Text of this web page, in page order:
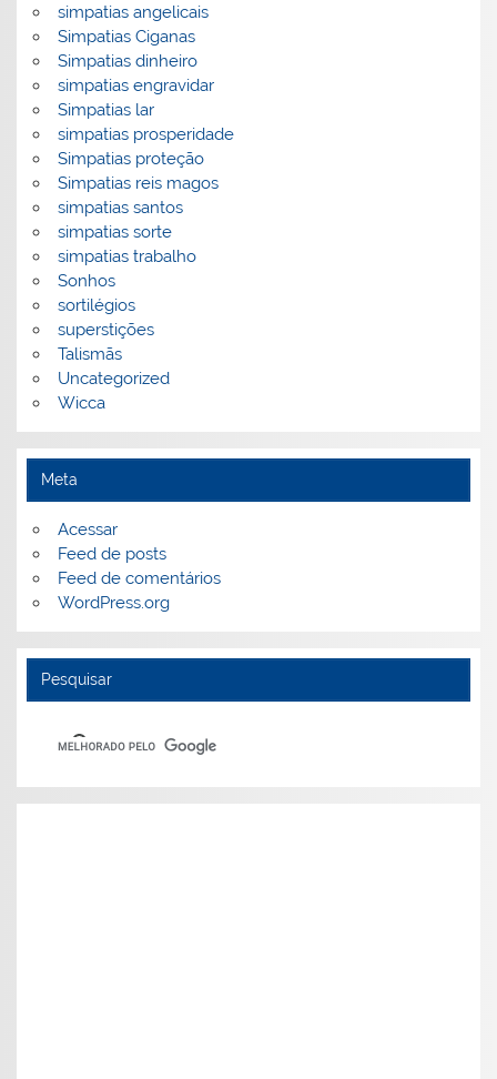
simpatias angelicais
Simpatias Ciganas
Simpatias dinheiro
simpatias engravidar
Simpatias lar
simpatias prosperidade
Simpatias proteção
Simpatias reis magos
simpatias santos
simpatias sorte
simpatias trabalho
Sonhos
sortilégios
superstições
Talismãs
Uncategorized
Wicca
Meta
Acessar
Feed de posts
Feed de comentários
WordPress.org
Pesquisar